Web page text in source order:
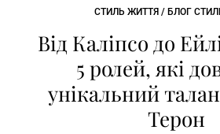
СТИЛЬ ЖИТТЯ / БЛОГ
Від Каліпсо до
5 ролей, які
унікальний
Терон